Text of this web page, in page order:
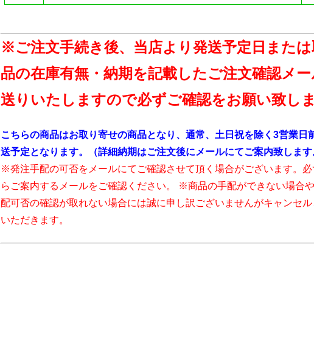
※ご注文手続き後、当店より発送予定日また
品の在庫有無・納期を記載したご注文確認メ
送りいたしますので必ずご確認をお願い致しま
こちらの商品はお取り寄せの商品となり、通常、土日祝を除く3営業日
送予定となります。（詳細納期はご注文後にメールにてご案内致します
※発注手配の可否をメールにてご確認させて頂く場合がございます。
らご案内するメールをご確認ください。 ※商品の手配ができない場合
配可否の確認が取れない場合には誠に申し訳ございませんがキャンセル
いただきます。